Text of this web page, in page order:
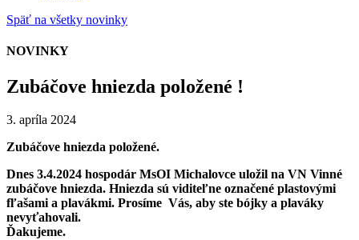
Späť na všetky novinky
NOVINKY
Zubáčove hniezda položené !
3. apríla 2024
Zubáčove hniezda položené.
Dnes 3.4.2024 hospodár MsOI Michalovce uložil na VN Vinné
zubáčove hniezda. Hniezda sú viditeľne označené plastovými
fľašami a plavákmi. Prosíme Vás, aby ste bójky a plaváky
nevyťahovali.
Ďakujeme.